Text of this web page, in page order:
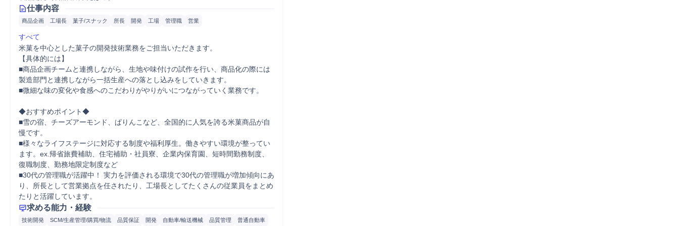
仕事内容
商品企画 工場長 菓子/スナック 所長 開発 工場 管理職 営業
すべて
米菓を中心とした菓子の開発技術業務をご担当いただきます。
【具体的には】
■商品企画チームと連携しながら、生地や味付けの試作を行い、商品化の際には
製造部門と連携しながら一括生産への落とし込みをしていきます。
■微細な味の変化や食感へのこだわりがやりがいにつながっていく業務です。
◆おすすめポイント◆
■雪の宿、チーズアーモンド、ぱりんこなど、全国的に人気を誇る米菓商品が自
慢です。
■様々なライフステージに対応する制度や福利厚生。働きやすい環境が整ってい
ます。ex.帰省旅費補助、住宅補助・社員寮、企業内保育園、短時間勤務制度、
復職制度、勤務地限定制度など
■30代の管理職が活躍中！ 実力を評価される環境で30代の管理職が増加傾向にあ
り、所長として営業拠点を任されたり、工場長としてたくさんの従業員をまとめ
たりと活躍しています。
求める能力・経験
技術開発 SCM/生産管理/購買/物流 品質保証 開発 自動車/輸送機械 品質管理 普通自動車